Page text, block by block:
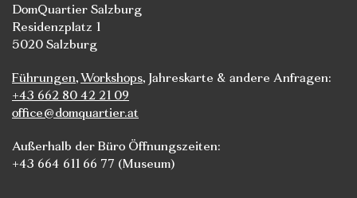
DomQuartier Salzburg
Residenzplatz 1
5020 Salzburg
Führungen,Workshops, Jahreskarte & andere Anfragen:
+43 662 80 42 21 09
office@domquartier.at
Außerhalb der Büro Öffnungszeiten:
+43 664 611 66 77 (Museum)